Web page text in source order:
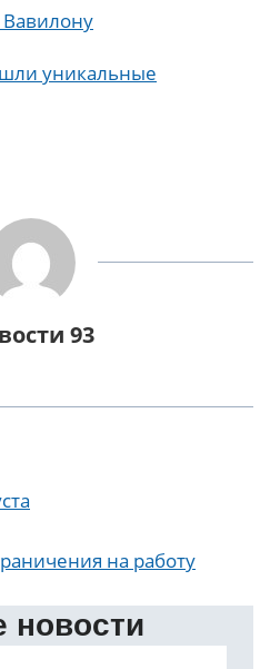
уникальные
93
на работу
новости